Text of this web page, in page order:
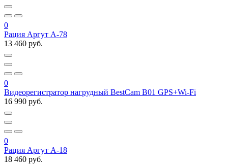
0
Рация Аргут A-78
13 460 руб.
0
Видеорегистратор нагрудный BestCam B01 GPS+Wi-Fi
16 990 руб.
0
Рация Аргут А-18
18 460 руб.